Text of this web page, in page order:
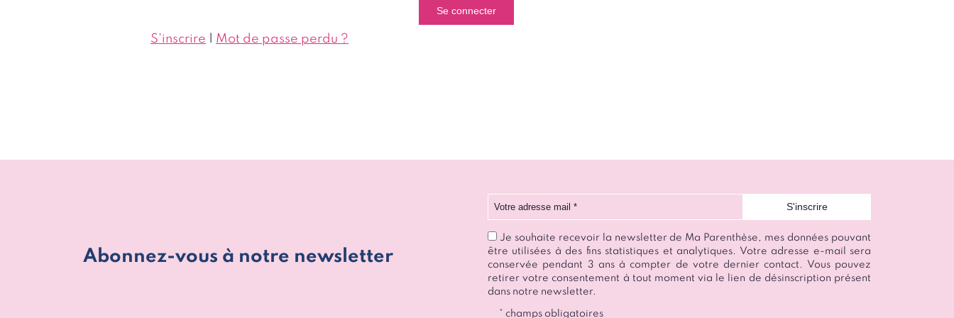
S'inscrire Mot de passe perdu ?
Abonnez-vous à notre newsletter
Votre adresse mail
Je souhaite recevoir la newsletter de Ma Parenthèse, mes données pouvant
être utilisées à des fins statistiques et analytiques. Votre adresse e-mail sera
conservée pendant 3 ans à compter de votre dernier contact. Vous pouvez
retirer votre consentement à tout moment via le lien de désinscription présent
dans notre newsletter.
* champs obligatoires